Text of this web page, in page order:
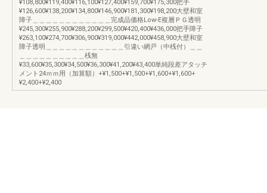
¥108,800¥119,400¥116,100¥127,400¥159,700¥175,300把手
¥126,600¥138,200¥134,800¥146,900¥181,300¥198,200大壁和室
障子＿＿＿＿＿＿＿＿＿＿＿＿完成品価格Low-E複層ＰＧ透明
¥245,300¥255,900¥288,200¥299,500¥420,400¥436,000把手障子
¥263,100¥274,700¥306,900¥319,000¥442,000¥458,900大壁和室
障子透明＿＿＿＿＿＿＿＿＿＿＿＿引違い網戸（中桟付）＿＿
＿＿＿＿＿＿＿＿＿＿桟無
¥33,600¥35,300¥34,500¥36,300¥41,200¥43,400単純段差アタッチ
メント24ｍｍ用（加算額）+¥1,500+¥1,500+¥1,600+¥1,600+
¥2,400+¥2,400